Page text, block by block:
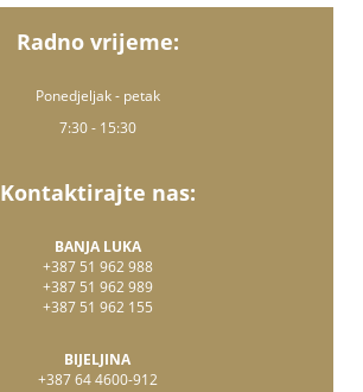
Radno vrijeme:
Ponedjeljak - petak
7:30 - 15:30
Kontaktirajte nas:
BANJA LUKA
+387 51 962 988
+387 51 962 989
+387 51 962 155
BIJELJINA
+387 64 4600-912